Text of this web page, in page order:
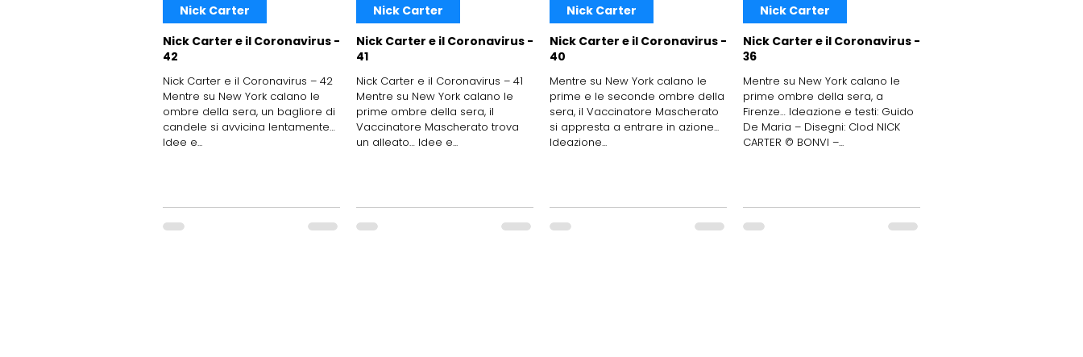
Nick Carter e il Coronavirus -
42
Nick Carter e il Coronavirus – 42
Mentre su New York calano le
ombre della sera, un bagliore di
candele si avvicina lentamente…
Idee e...
Nick Carter
Nick Carter e il Coronavirus -
41
Nick Carter e il Coronavirus – 41
Mentre su New York calano le
prime ombre della sera, il
Vaccinatore Mascherato trova
un alleato… Idee e...
Nick Carter
Nick Carter e il Coronavirus -
40
Mentre su New York calano le
prime e le seconde ombre della
sera, il Vaccinatore Mascherato
si appresta a entrare in azione...
Ideazione...
Nick Carter
Nick Carter e il Coronavirus -
36
Mentre su New York calano le
prime ombre della sera, a
Firenze… Ideazione e testi: Guido
De Maria – Disegni: Clod NICK
CARTER © BONVI –...
Nick Carter